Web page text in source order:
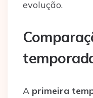
evolução.
A primeira